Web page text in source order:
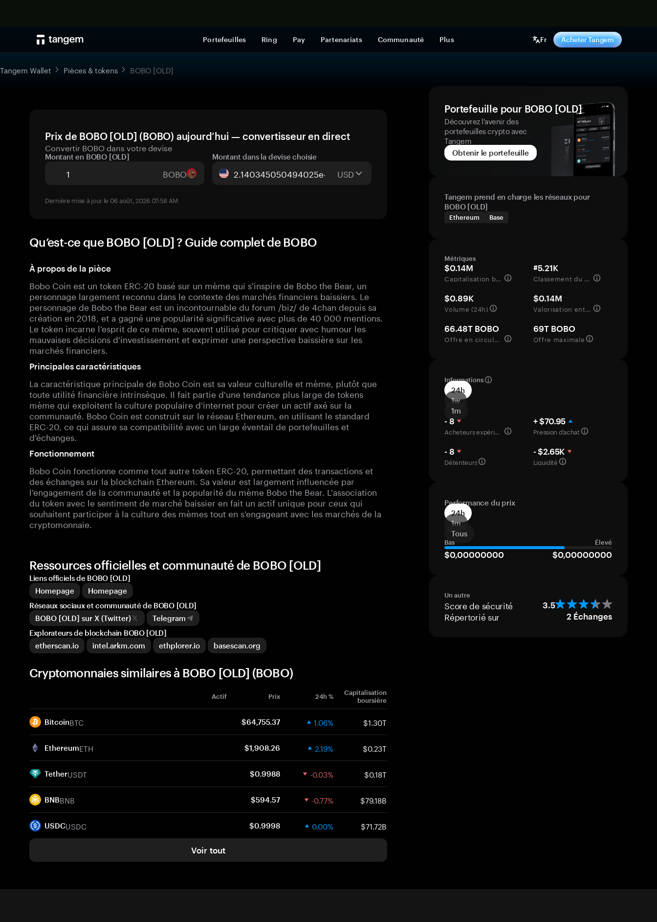
Portefeuilles Ring Pay Partenariats Communauté Plus Fr Acheter Tangem
Tangem Wallet Pièces & tokens BOBO [OLD]
Prix de BOBO [OLD] (BOBO) aujourd’hui — convertisseur en direct
Convertir BOBO dans votre devise
Montant en BOBO [OLD]
BOBO
Montant dans la devise choisie
USD
Dernière mise à jour le 06 août, 2026 07:58 AM
Qu’est-ce que BOBO [OLD] ? Guide complet de BOBO
À propos de la pièce
Bobo Coin est un token ERC-20 basé sur un mème qui s'inspire de Bobo the Bear, un
personnage largement reconnu dans le contexte des marchés financiers baissiers. Le
personnage de Bobo the Bear est un incontournable du forum /biz/ de 4chan depuis sa
création en 2018, et a gagné une popularité significative avec plus de 40 000 mentions.
Le token incarne l'esprit de ce mème, souvent utilisé pour critiquer avec humour les
mauvaises décisions d'investissement et exprimer une perspective baissière sur les
marchés financiers.
Principales caractéristiques
La caractéristique principale de Bobo Coin est sa valeur culturelle et mème, plutôt que
toute utilité financière intrinsèque. Il fait partie d'une tendance plus large de tokens
mème qui exploitent la culture populaire d'internet pour créer un actif axé sur la
communauté. Bobo Coin est construit sur le réseau Ethereum, en utilisant le standard
ERC-20, ce qui assure sa compatibilité avec un large éventail de portefeuilles et
d'échanges.
Fonctionnement
Bobo Coin fonctionne comme tout autre token ERC-20, permettant des transactions et
des échanges sur la blockchain Ethereum. Sa valeur est largement influencée par
l'engagement de la communauté et la popularité du mème Bobo the Bear. L'association
du token avec le sentiment de marché baissier en fait un actif unique pour ceux qui
souhaitent participer à la culture des mèmes tout en s'engageant avec les marchés de la
cryptomonnaie.
Portefeuille pour BOBO [OLD]
Découvrez l'avenir des
portefeuilles crypto avec
Tangem
Obtenir le portefeuille
Tangem prend en charge les réseaux pour
BOBO [OLD]
Ethereum Base
Métriques
$0.14M
Capitalisation boursière
#5.21K
Classement du marché
$0.89K
Volume (24h)
$0.14M
Valorisation entièrement diluée
66.48T BOBO
Offre en circulation
69T BOBO
Offre maximale
Informations
24h
1w
1m
- 8
Acheteurs expérimentés
+ $70.95
Pression d’achat
- 8
Détenteurs
- $2.65K
Liquidité
Performance du prix
24h
1m
Tous
Bas Élevé
$0,00000000 $0,00000000
Un autre
Score de sécurité 3.5
Répertorié sur 2 Échanges
Ressources officielles et communauté de BOBO [OLD]
Liens officiels de BOBO [OLD]
Homepage
Homepage
Réseaux sociaux et communauté de BOBO [OLD]
BOBO [OLD] sur X (Twitter)
Telegram
Explorateurs de blockchain BOBO [OLD]
etherscan.io
intel.arkm.com ethplorer.io basescan.org
Cryptomonnaies similaires à BOBO [OLD] (BOBO)
Actif Prix 24h %
Capitalisation
boursière
BitcoinBTC $64,755.37 1.06% $1.30T
EthereumETH $1,908.26 2.19% $0.23T
TetherUSDT $0.9988 -0.03% $0.18T
BNBBNB $594.57 -0.77% $79.18B
USDCUSDC $0.9998 0.00% $71.72B
Voir tout